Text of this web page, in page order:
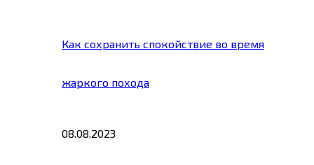
Как сохранить спокойствие во время
жаркого похода
08.08.2023